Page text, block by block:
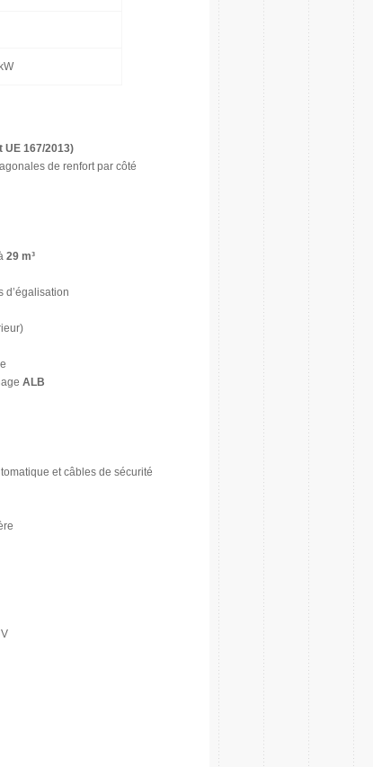
UE 167/2013)
de renfort par côté
29 m³
d’égalisation
ALB
et câbles de sécurité